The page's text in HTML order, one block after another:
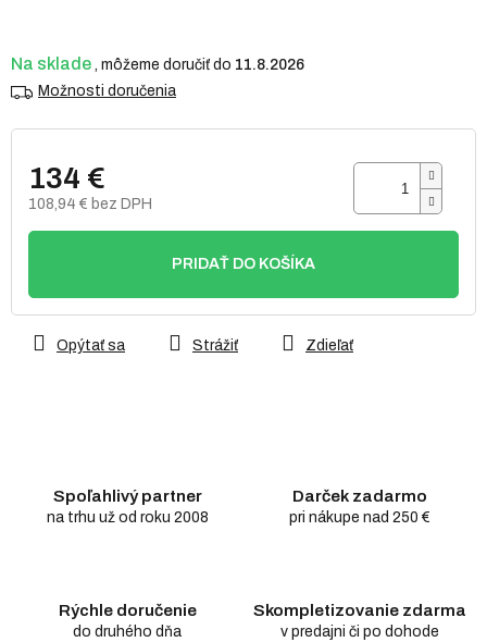
Na sklade
11.8.2026
Možnosti doručenia
134 €
108,94 € bez DPH
Jednotková
PRIDAŤ DO KOŠÍKA
Opýtať sa Strážiť Zdieľať
Spoľahlivý partner
na trhu už od roku 2008
Darček zadarmo
pri nákupe nad 250 €
Rýchle doručenie
do druhého dňa
Skompletizovanie zdarma
v predajni či po dohode